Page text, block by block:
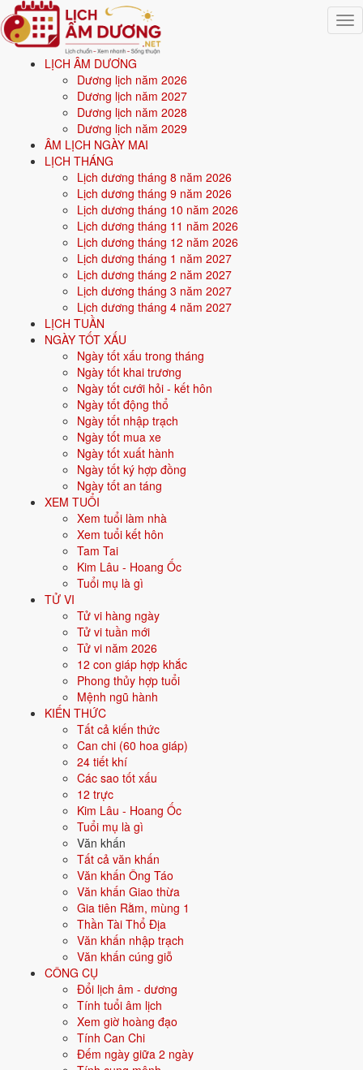
LỊCH ÂM DƯƠNG
Dương lịch năm 2026
Dương lịch năm 2027
Dương lịch năm 2028
Dương lịch năm 2029
ÂM LỊCH NGÀY MAI
LỊCH THÁNG
Lịch dương tháng 8 năm 2026
Lịch dương tháng 9 năm 2026
Lịch dương tháng 10 năm 2026
Lịch dương tháng 11 năm 2026
Lịch dương tháng 12 năm 2026
Lịch dương tháng 1 năm 2027
Lịch dương tháng 2 năm 2027
Lịch dương tháng 3 năm 2027
Lịch dương tháng 4 năm 2027
LỊCH TUẦN
NGÀY TỐT XẤU
Ngày tốt xấu trong tháng
Ngày tốt khai trương
Ngày tốt cưới hỏi - kết hôn
Ngày tốt động thổ
Ngày tốt nhập trạch
Ngày tốt mua xe
Ngày tốt xuất hành
Ngày tốt ký hợp đồng
Ngày tốt an táng
XEM TUỔI
Xem tuổi làm nhà
Xem tuổi kết hôn
Tam Tai
Kim Lâu - Hoang Ốc
Tuổi mụ là gì
TỬ VI
Tử vi hàng ngày
Tử vi tuần mới
Tử vi năm 2026
12 con giáp hợp khắc
Phong thủy hợp tuổi
Mệnh ngũ hành
KIẾN THỨC
Tất cả kiến thức
Can chi (60 hoa giáp)
24 tiết khí
Các sao tốt xấu
12 trực
Kim Lâu - Hoang Ốc
Tuổi mụ là gì
Văn khấn
Tất cả văn khấn
Văn khấn Ông Táo
Văn khấn Giao thừa
Gia tiên Rằm, mùng 1
Thần Tài Thổ Địa
Văn khấn nhập trạch
Văn khấn cúng giỗ
CÔNG CỤ
Đổi lịch âm - dương
Tính tuổi âm lịch
Xem giờ hoàng đạo
Tính Can Chi
Đếm ngày giữa 2 ngày
Trang chủ
Mệnh ngũ hành
Sinh năm 1971
Sinh năm1971mệnh gì? Tân Hợi Thoa Xuyến Kim -
mệnh Kim
Người sinh năm 1971là tuổiTân Hợi(con Lợn), nạp âm
Vàng trang sức, mệnh Kim. Năm2026
dương).
Sinh năm1971(Tân Hợi, con Lợn) thuộc mệnh
Xuyến Kim.
Màu hợp:Trắng, Bạc, Xám, Vàng nhạt.
Vận khí khi sinh:Vận 6 Lục Bạch Kim (1964-1983) - Quyền lực, công
2026: 56 tuổi mụ, năm Bính Ngọ - Bình hoà với Thái Tuế.
Sinh năm 1971 là tuổi gì, mệnh gì?
Người sinh năm1971là tuổiTân Hợi
, mệnhKim. Màu hợp gồm Trắng, Bạc, Xám, Vàng nhạt; hướng
hợp là Tây, Tây Bắc. Bảng dưới đây tóm tắt 10 chỉ số cốt lõi:
Năm sinh dương
Can chi
Hợi - Con Lợn
Thoa Xuyến Kim
Mệnh ngũ hành ⚒️Kim
Trắng
Hướng hợp Tây, Tây Bắc
Hành tương sinh Thổ (Thổ sinh Kim); Thủy (Kim sinh Thủy)
Hành tương khắc
Tuổi năm 2026 56 tuổi mụ / 55 tuổi dương - Trung niên
Ý nghĩa nạp âm Thoa Xuyến Kim
Người sinh năm1971mang nạp âm
Vàng trang sức . Đây là một trong các nạp âm thuộc hành
trong vòng 60 hoa giáp.
Tượng trưng cho kim loại, sự cứng cáp, sắc bén, kỷ luật. Người mệnh
Kim có ý chí, quyết đoán.
Tìm hiểu chi tiết nạp âm Thoa Xuyến Kim: màu hợp, hướng tốt, năm
sinh, tương sinh tương khắc →